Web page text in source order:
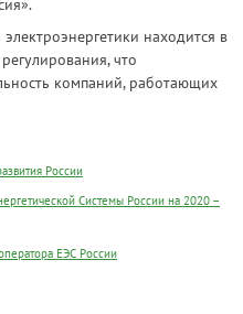
находится в
что
компаний, работающих
России
Системы России на 2020 –
ЕЭС России